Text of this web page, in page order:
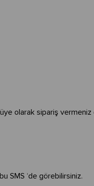
olarak sipariş
SMS ‘de görebilirsiniz.